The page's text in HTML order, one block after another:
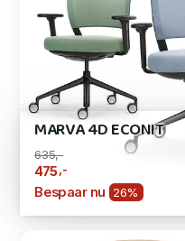
MARVA 4D ECONIT
635,-
475,-
Bespaar nu 26%